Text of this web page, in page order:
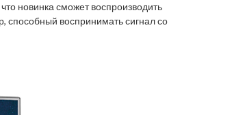
новинка сможет воспроизводить
способный воспринимать сигнал со